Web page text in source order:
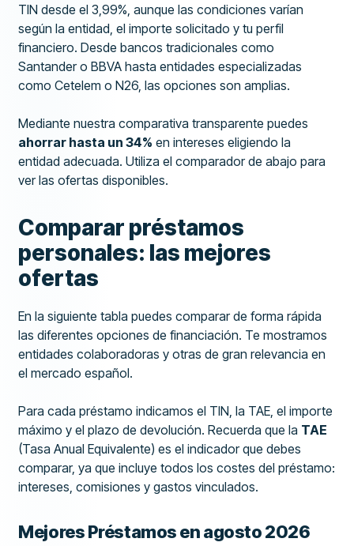
TIN desde el 3,99%, aunque las condiciones varían
según la entidad, el importe solicitado y tu perfil
financiero. Desde bancos tradicionales como
Santander o BBVA hasta entidades especializadas
como Cetelem o N26, las opciones son amplias.
Mediante nuestra comparativa transparente puedes
ahorrar hasta un 34% en intereses eligiendo la
entidad adecuada. Utiliza el comparador de abajo para
ver las ofertas disponibles.
Comparar préstamos
personales: las mejores
ofertas
En la siguiente tabla puedes comparar de forma rápida
las diferentes opciones de financiación. Te mostramos
entidades colaboradoras y otras de gran relevancia en
el mercado español.
Para cada préstamo indicamos el TIN, la TAE, el importe
máximo y el plazo de devolución. Recuerda que la TAE
(Tasa Anual Equivalente) es el indicador que debes
comparar, ya que incluye todos los costes del préstamo:
intereses, comisiones y gastos vinculados.
Mejores Préstamos en agosto 2026